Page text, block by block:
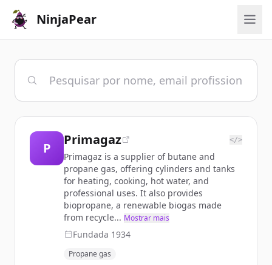
NinjaPear
P
Primagaz </>
Primagaz is a supplier of butane and
propane gas, offering cylinders and tanks
for heating, cooking, hot water, and
professional uses. It also provides
biopropane, a renewable biogas made
from recycle... Mostrar mais
Fundada 1934
Propane gas